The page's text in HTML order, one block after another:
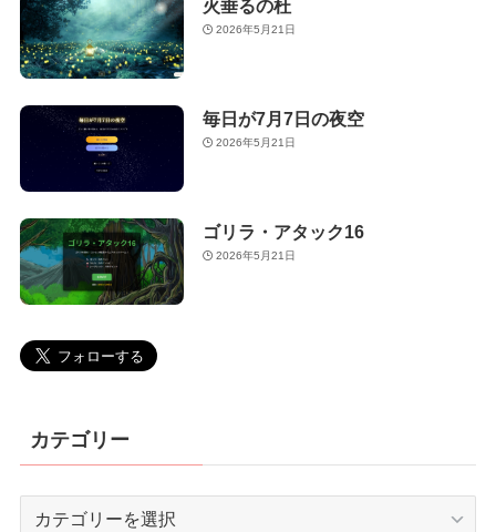
火垂るの杜
2026年5月21日
毎日が7月7日の夜空
2026年5月21日
ゴリラ・アタック16
2026年5月21日
カテゴリー